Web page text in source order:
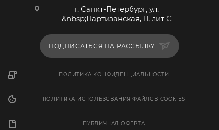
г. Санкт-Петербург, ул.
&nbsp;Партизанская, 11, лит С
ПОДПИСАТЬСЯ НА РАССЫЛКУ
ПОЛИТИКА КОНФИДЕНЦИАЛЬНОСТИ
ПОЛИТИКА ИСПОЛЬЗОВАНИЯ ФАЙЛОВ COOKIES
ПУБЛИЧНАЯ ОФЕРТА